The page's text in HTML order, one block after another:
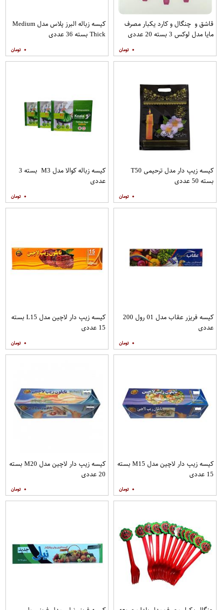
قاشق و چنگال و کارد یکبار مصرف
مایا مدل لوکس 3 بسته 20 عددی
۰
کیسه زباله البرز پلاس مدل Medium
Thick بسته 36 عددی
۰
کیسه زیپ دار مدل ترحیمی T50
بسته 50 عددی
۰
کیسه زباله کوالا مدل M3 بسته 3
عددی
۰
کیسه فریزر عقاب مدل 01 رول 200
عددی
۰
کیسه زیپ دار لاچین مدل L15 بسته
15 عددی
۰
کیسه زیپ دار لاچین مدل M15 بسته
15 عددی
۰
کیسه زیپ دار لاچین مدل M20 بسته
20 عددی
۰